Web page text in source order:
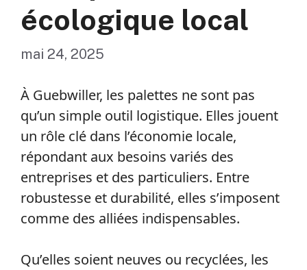
écologique local
mai 24, 2025
À Guebwiller, les palettes ne sont pas
qu’un simple outil logistique. Elles jouent
un rôle clé dans l’économie locale,
répondant aux besoins variés des
entreprises et des particuliers. Entre
robustesse et durabilité, elles s’imposent
comme des alliées indispensables.
Qu’elles soient neuves ou recyclées, les